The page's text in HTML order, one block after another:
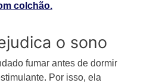
colchão.
o sono
fumar antes de dormir
Por isso, ela